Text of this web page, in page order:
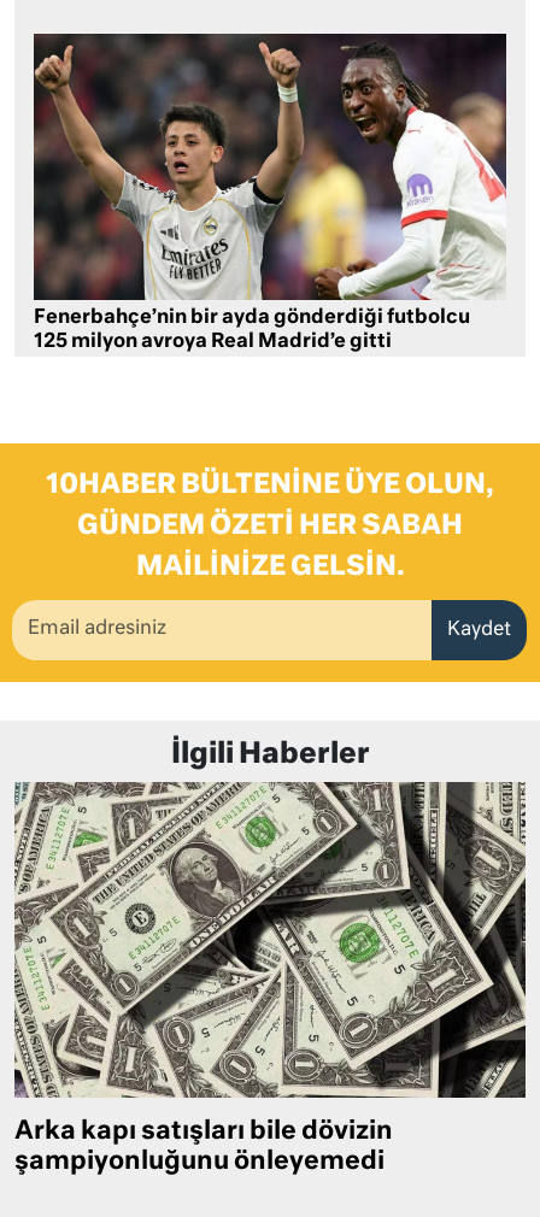
Fenerbahçe’nin bir ayda gönderdiği futbolcu
125 milyon avroya Real Madrid’e gitti
10HABER BÜLTENINE ÜYE OLUN,
GÜNDEM ÖZETI HER SABAH
MAILINIZE GELSIN.
Kaydet
İlgili Haberler
Arka kapı satışları bile dövizin
şampiyonluğunu önleyemedi